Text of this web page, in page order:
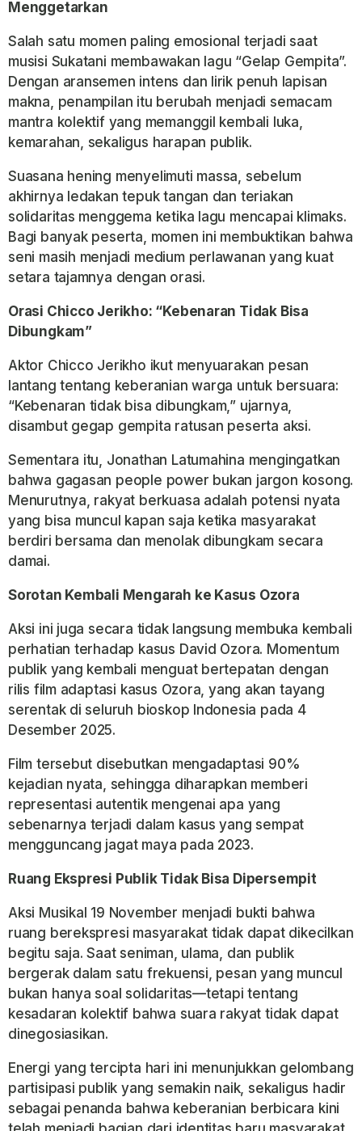
Menggetarkan
Salah satu momen paling emosional terjadi saat
musisi Sukatani membawakan lagu “Gelap Gempita”.
Dengan aransemen intens dan lirik penuh lapisan
makna, penampilan itu berubah menjadi semacam
mantra kolektif yang memanggil kembali luka,
kemarahan, sekaligus harapan publik.
Suasana hening menyelimuti massa, sebelum
akhirnya ledakan tepuk tangan dan teriakan
solidaritas menggema ketika lagu mencapai klimaks.
Bagi banyak peserta, momen ini membuktikan bahwa
seni masih menjadi medium perlawanan yang kuat
setara tajamnya dengan orasi.
Orasi Chicco Jerikho: “Kebenaran Tidak Bisa
Dibungkam”
Aktor Chicco Jerikho ikut menyuarakan pesan
lantang tentang keberanian warga untuk bersuara:
“Kebenaran tidak bisa dibungkam,” ujarnya,
disambut gegap gempita ratusan peserta aksi.
Sementara itu, Jonathan Latumahina mengingatkan
bahwa gagasan people power bukan jargon kosong.
Menurutnya, rakyat berkuasa adalah potensi nyata
yang bisa muncul kapan saja ketika masyarakat
berdiri bersama dan menolak dibungkam secara
damai.
Sorotan Kembali Mengarah ke Kasus Ozora
Aksi ini juga secara tidak langsung membuka kembali
perhatian terhadap kasus David Ozora. Momentum
publik yang kembali menguat bertepatan dengan
rilis film adaptasi kasus Ozora, yang akan tayang
serentak di seluruh bioskop Indonesia pada 4
Desember 2025.
Film tersebut disebutkan mengadaptasi 90%
kejadian nyata, sehingga diharapkan memberi
representasi autentik mengenai apa yang
sebenarnya terjadi dalam kasus yang sempat
mengguncang jagat maya pada 2023.
Ruang Ekspresi Publik Tidak Bisa Dipersempit
Aksi Musikal 19 November menjadi bukti bahwa
ruang berekspresi masyarakat tidak dapat dikecilkan
begitu saja. Saat seniman, ulama, dan publik
bergerak dalam satu frekuensi, pesan yang muncul
bukan hanya soal solidaritas—tetapi tentang
kesadaran kolektif bahwa suara rakyat tidak dapat
dinegosiasikan.
Energi yang tercipta hari ini menunjukkan gelombang
partisipasi publik yang semakin naik, sekaligus hadir
sebagai penanda bahwa keberanian berbicara kini